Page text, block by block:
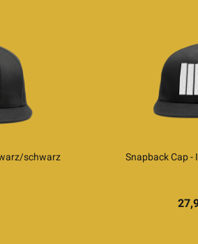
schwarz Snapback Cap